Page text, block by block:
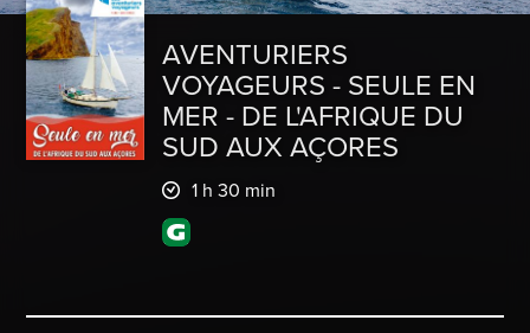
AVENTURIERS
VOYAGEURS - SEULE EN
MER - DE L'AFRIQUE DU
SUD AUX AÇORES
1 h 30 min